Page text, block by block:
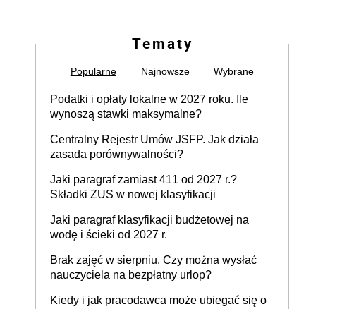
Tematy
Popularne Najnowsze Wybrane
Podatki i opłaty lokalne w 2027 roku. Ile
wynoszą stawki maksymalne?
Centralny Rejestr Umów JSFP. Jak działa
zasada porównywalności?
Jaki paragraf zamiast 411 od 2027 r.?
Składki ZUS w nowej klasyfikacji
Jaki paragraf klasyfikacji budżetowej na
wodę i ścieki od 2027 r.
Brak zajęć w sierpniu. Czy można wysłać
nauczyciela na bezpłatny urlop?
Kiedy i jak pracodawca może ubiegać się o